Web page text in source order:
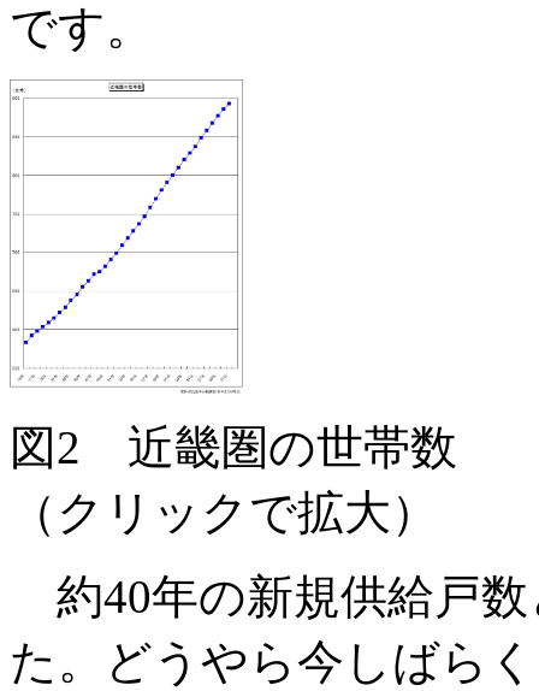
です。
図2 近畿圏の世帯数
（クリックで拡大）
約40年の新規供給戸
た。どうやら今しばら